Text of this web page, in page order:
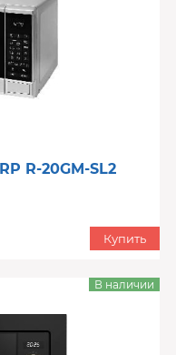
R-20GM-SL2
Купить
В наличии